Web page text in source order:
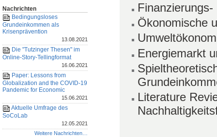
Nachrichten
Bedingungsloses
Grundeinkommen als
Krisenprävention
13.08.2021
Die "Tutzinger Thesen" im
Online-Story-Tellingformat
16.06.2021
Paper: Lessons from
Globalization and the COVID-19
Pandemic for Economic
15.06.2021
Aktuelle Umfrage des
SoCoLab
12.05.2021
Weitere Nachrichten…
Ökonomische
Energiemarkt
Literature